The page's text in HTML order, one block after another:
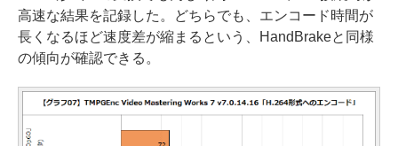
高速な結果を記録した。どちらでも、エンコード時間が
長くなるほど速度差が縮まるという、HandBrakeと同様
の傾向が確認できる。